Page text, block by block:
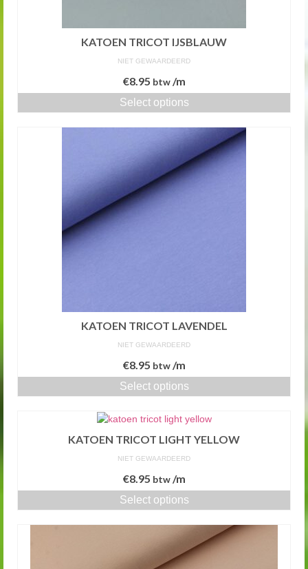
KATOEN TRICOT IJSBLAUW
NIET GEWAARDEERD
€8.95 btw/m
Select options
KATOEN TRICOT LAVENDEL
NIET GEWAARDEERD
€8.95 btw/m
Select options
KATOEN TRICOT LIGHT YELLOW
NIET GEWAARDEERD
€8.95 btw/m
Select options